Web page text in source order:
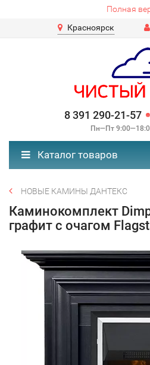
Полная
Красноярск
8 391 290-21-57
Пн—Пт
Каталог товаров
НОВЫЕ КАМИНЫ ДАНТЕКС
Каминокомплект
графит с очагом